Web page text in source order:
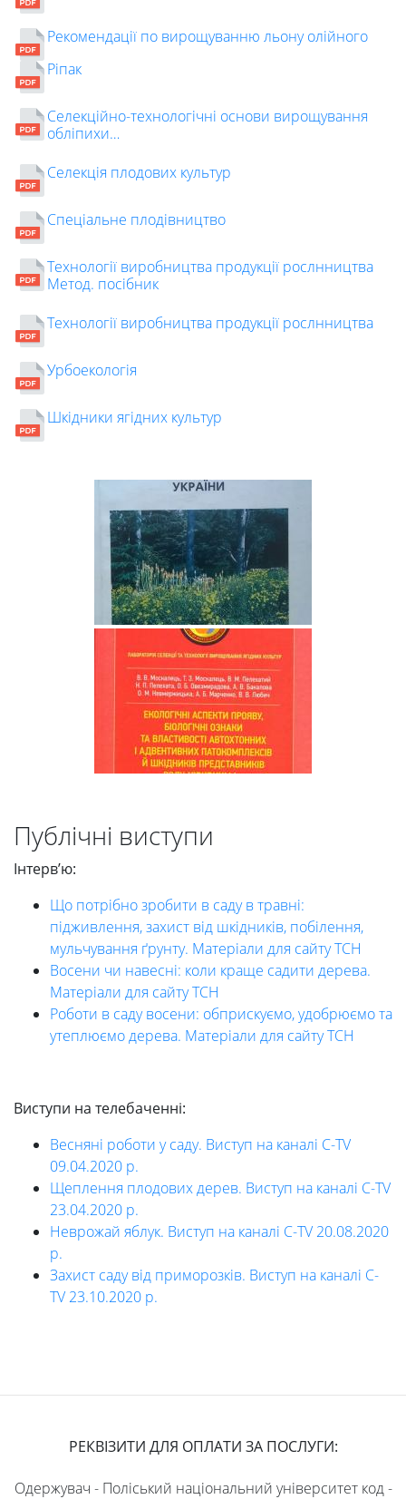
Рекомендації по вирощуванню льону олійного
Ріпак
Селекційно-технологічні основи вирощування
обліпихи…
Селекція плодових культур
Спеціальне плодівництво
Технології виробництва продукції рослнництва
Метод. посібник
Технології виробництва продукції рослнництва
Урбоекологія
Шкідники ягідних культур
Публічні виступи
Інтерв’ю:
Що потрібно зробити в саду в травні:
підживлення, захист від шкідників, побілення,
мульчування ґрунту. Матеріали для сайту ТСН
Восени чи навесні: коли краще садити дерева.
Матеріали для сайту ТСН
Роботи в саду восени: обприскуємо, удобрюємо та
утеплюємо дерева. Матеріали для сайту ТСН
Виступи на телебаченні:
Весняні роботи у саду. Виступ на каналі C-TV
09.04.2020 р.
Щеплення плодових дерев. Виступ на каналі C-TV
23.04.2020 р.
Неврожай яблук. Виступ на каналі C-TV 20.08.2020
р.
Захист саду від приморозків. Виступ на каналі C-
TV 23.10.2020 р.
РЕКВІЗИТИ ДЛЯ ОПЛАТИ ЗА ПОСЛУГИ:
Одержувач - Поліський національний університет код -